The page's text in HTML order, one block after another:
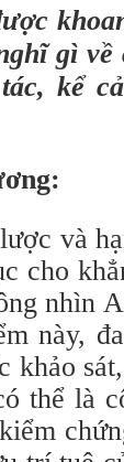
gì
kể
và
cho
nhìn
này,
khảo
thể là